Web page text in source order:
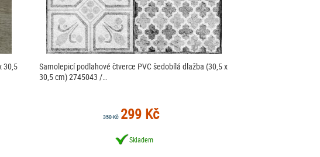
30,5
Samolepicí podlahové čtverce PVC šedobílá dlažba (30,5 x
30,5 cm) 2745043 /…
350 Kč 299 Kč
Skladem